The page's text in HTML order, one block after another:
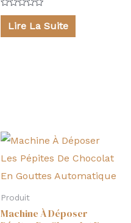
Note
sur
5
Lire La Suite
Produit
Machine À Déposer